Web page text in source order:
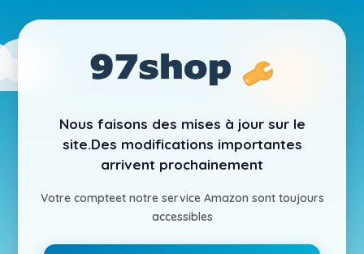
Nous faisons des mises à jour sur le
site.Des modifications importantes
arrivent prochainement
Votre compteet notre service Amazon sont toujours
accessibles